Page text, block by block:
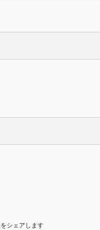
シェアします